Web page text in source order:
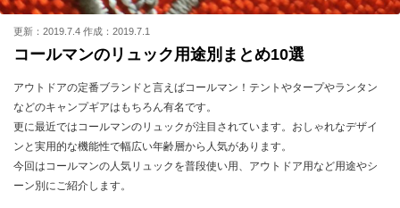
更新：2019.7.4 作成：2019.7.1
コールマンのリュック用途別まとめ10選
アウトドアの定番ブランドと言えばコールマン！テントやタープやランタン
などのキャンプギアはもちろん有名です。
更に最近ではコールマンのリュックが注目されています。おしゃれなデザイ
ンと実用的な機能性で幅広い年齢層から人気があります。
今回はコールマンの人気リュックを普段使い用、アウトドア用など用途やシ
ーン別にご紹介します。